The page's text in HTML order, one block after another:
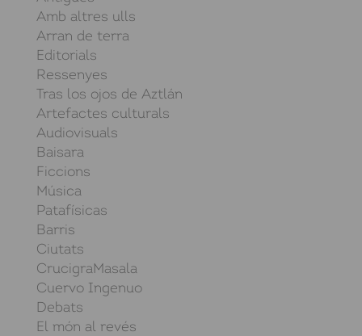
Amb altres ulls
Arran de terra
Editorials
Ressenyes
Tras los ojos de Aztlán
Artefactes culturals
Audiovisuals
Baisara
Ficcions
Música
Patafísicas
Barris
Ciutats
CrucigraMasala
Cuervo Ingenuo
Debats
El món al revés